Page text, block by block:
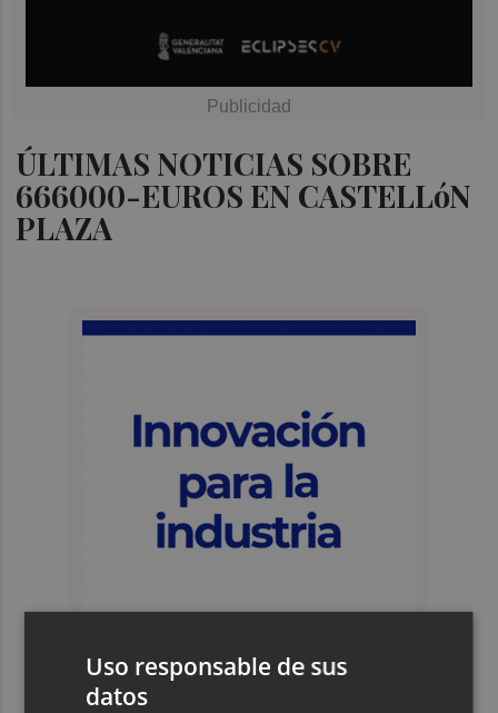
ÚLTIMAS NOTICIAS SOBRE
666000-EUROS EN CASTELLóN
PLAZA
Uso responsable de sus
datos